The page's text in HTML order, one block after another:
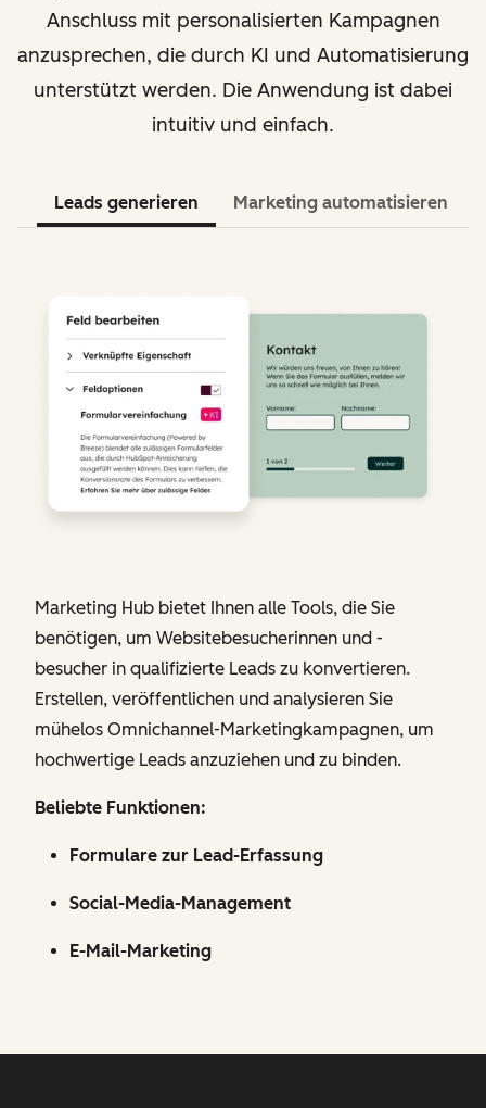
Anschluss mit personalisierten Kampagnen
anzusprechen, die durch KI und Automatisierung
unterstützt werden. Die Anwendung ist dabei
intuitiv und einfach.
Leads generieren Marketing automatisieren
Marketing Hub bietet Ihnen alle Tools, die Sie
benötigen, um Websitebesucherinnen und -
besucher in qualifizierte Leads zu konvertieren.
Erstellen, veröffentlichen und analysieren Sie
mühelos Omnichannel-Marketingkampagnen, um
hochwertige Leads anzuziehen und zu binden.
Beliebte Funktionen:
Formulare zur Lead-Erfassung
Social-Media-Management
E-Mail-Marketing